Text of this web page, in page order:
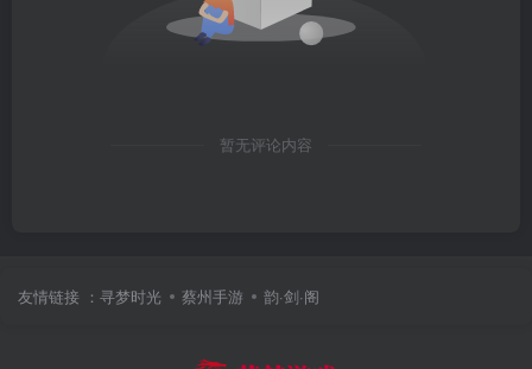
暂无评论内容
友情链接 ： 寻梦时光 蔡州手游 韵·剑·阁